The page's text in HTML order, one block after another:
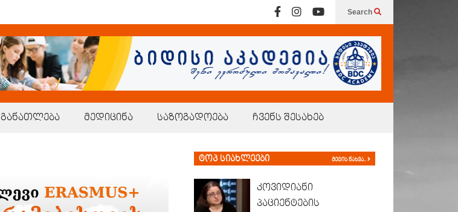
Search
განათლება მედიცინა საზოგადოება ჩვენს შესახებ
ტოპ სიახლეები მეტის ნახვა..
კოვიდიანი
პაციენტების